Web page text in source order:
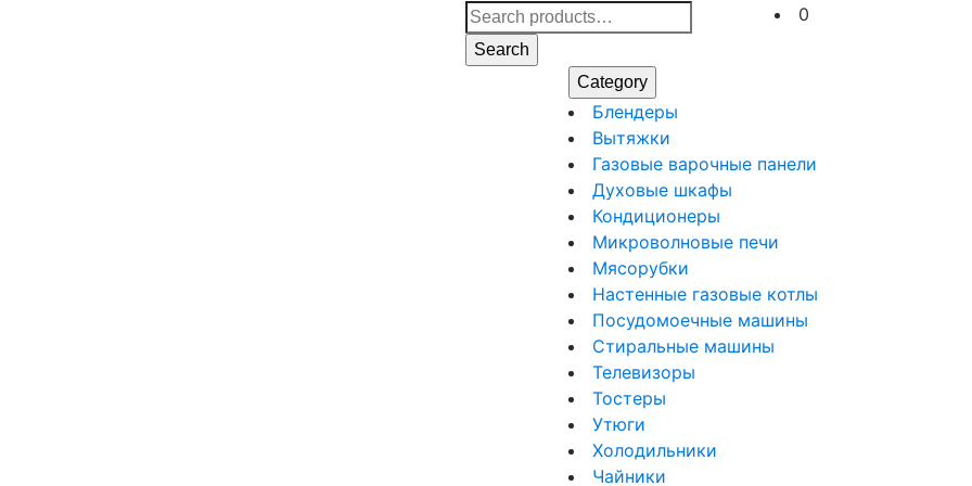
Search
for:
Search
Cart
0
Category
Блендеры
Вытяжки
Газовые варочные панели
Духовые шкафы
Кондиционеры
Микроволновые печи
Мясорубки
Настенные газовые котлы
Посудомоечные машины
Стиральные машины
Телевизоры
Тостеры
Утюги
Холодильники
Чайники